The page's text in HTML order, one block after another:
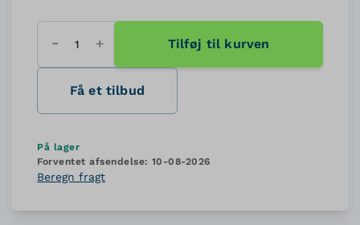
Antal Tilføj til kurven
Få et tilbud
På lager
Forventet afsendelse: 10-08-2026
Beregn fragt